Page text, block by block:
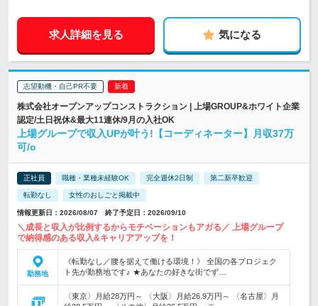
求人詳細を見る 気になる
志望動機・自己PR不要
株式会社オープンアップコンストラクション | 上場GROUP&ホワイト企業
認定/土日祝休&最大11連休/9月の入社OK
上場グループで収入UPが叶う!【コーディネーター】月収37万
可/o
正社員 職種・業種未経験OK 完全週休2日制 第二新卒歓迎
転勤なし 女性のおしごと掲載中
情報更新日：2026/08/07 終了予定日：2026/09/10
＼成長と収入が比例するからモチベーションもアガる／ 上場グループ
で納得感のある収入&キャリアアップを！
勤務地
《転勤なし／腰を据えて働ける環境！》 全国の各プロジェク
ト先が勤務地です♪ ★あなたの好きな街でず…
〈東京〉月給28万円～ 〈大阪〉月給26.9万円～ 〈名古屋〉月